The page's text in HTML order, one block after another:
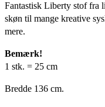
pris
var:
pris
er:
Fantastisk Liberty stof fra
skøn til mange kreative
mere.
Bemærk!
1 stk. = 25 cm
Bredde 136 cm.